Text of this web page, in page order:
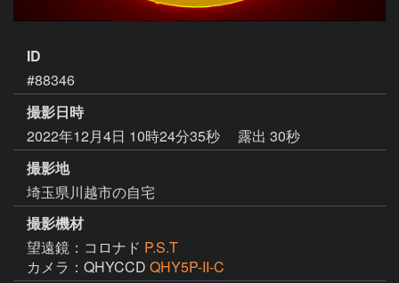
ID
#88346
撮影日時
2022年12月4日 10時24分35秒
露出 30秒
撮影地
埼玉県川越市の自宅
撮影機材
望遠鏡：コロナド P.S.T
カメラ：QHYCCD QHY5P-II-C